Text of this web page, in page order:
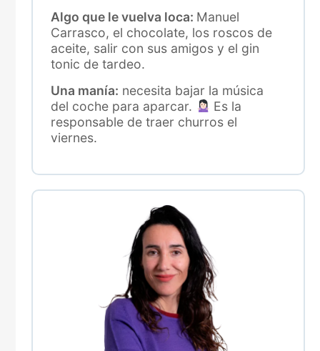
Algo que le vuelva loca: Manuel
Carrasco, el chocolate, los roscos de
aceite, salir con sus amigos y el gin
tonic de tardeo.
Una manía: necesita bajar la música
del coche para aparcar.
Es la
responsable de traer churros el
viernes.